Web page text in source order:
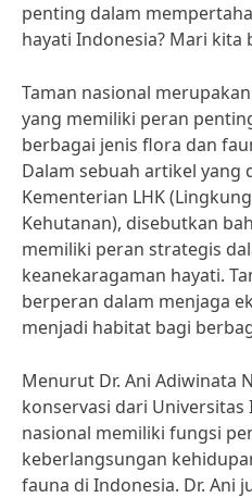
penting dalam
hayati Indonesia? Mari kita
Taman nasional
yang memiliki peran
berbagai jenis flora dan
Dalam sebuah artikel yang
Kementerian LHK
Kehutanan), disebutkan
memiliki peran strategis
keanekaragaman hayati.
berperan dalam menjaga
menjadi habitat bagi
Menurut Dr. Ani Adiwinata
konservasi dari Universitas
nasional memiliki fungsi
keberlangsungan
fauna di Indonesia. Dr. Ani